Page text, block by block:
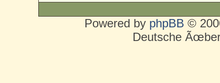
Powered by phpBB ©
Deutsche